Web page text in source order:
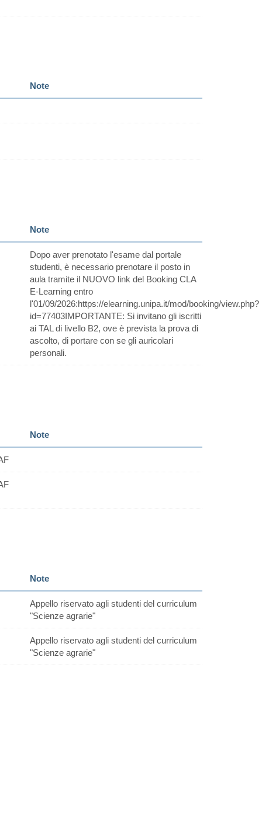
Note
Note
Dopo aver prenotato l'esame dal portale
studenti, è necessario prenotare il posto in
aula tramite il NUOVO link del Booking CLA
E-Learning entro
l'01/09/2026:https://elearning.unipa.it/mod/booking/view.php?
id=77403IMPORTANTE: Si invitano gli iscritti
ai TAL di livello B2, ove è prevista la prova di
ascolto, di portare con se gli auricolari
personali.
Note
Note
Appello riservato agli studenti del curriculum
"Scienze agrarie"
Appello riservato agli studenti del curriculum
"Scienze agrarie"